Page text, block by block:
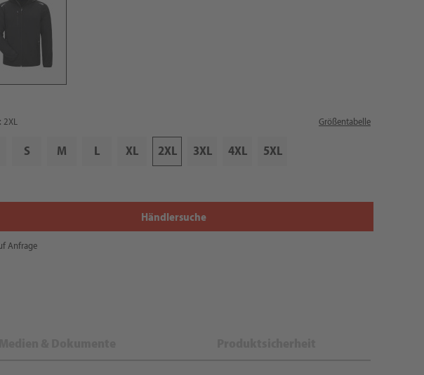
2XL Größentabelle
S M L XL 2XL 3XL 4XL 5XL
Händlersuche
Anfrage